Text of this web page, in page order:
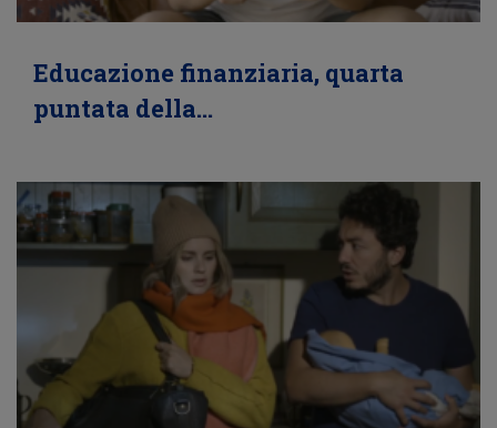
Educazione finanziaria, quarta
puntata della…